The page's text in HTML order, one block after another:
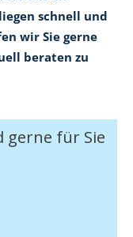
schnell und
wir Sie gerne
beraten zu
gerne für Sie